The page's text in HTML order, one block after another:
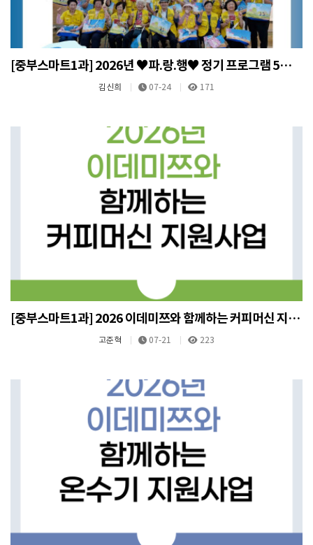
[중부스마트1과] 2026년 ♥파.랑.행♥ 정기 프로그램 5회기(칠보공예 지갑 만들기)
김신희 07-24 171
[중부스마트1과] 2026 이데미쯔와 함께하는 커피머신 지원사업
고준혁 07-21 223